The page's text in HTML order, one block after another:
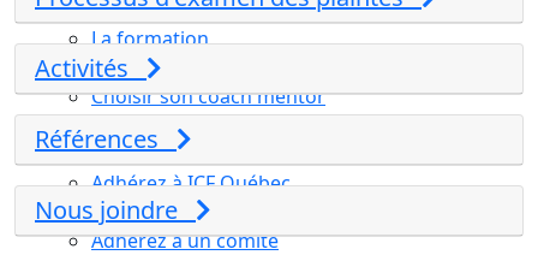
Compétences essentielles
La formation
Le processus de certification
Choisir son coach mentor
Je suis coach
Devenez membre ICF Mondial
Adhérez à ICF Québec
Les avantages ICF et ICF Québec
Adhérez à un comité
Activités
Références
Nous joindre